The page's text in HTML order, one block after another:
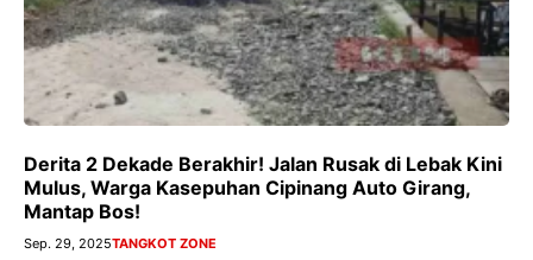
Derita 2 Dekade Berakhir! Jalan Rusak di Lebak Kini
Mulus, Warga Kasepuhan Cipinang Auto Girang,
Mantap Bos!
Sep. 29, 2025TANGKOT ZONE